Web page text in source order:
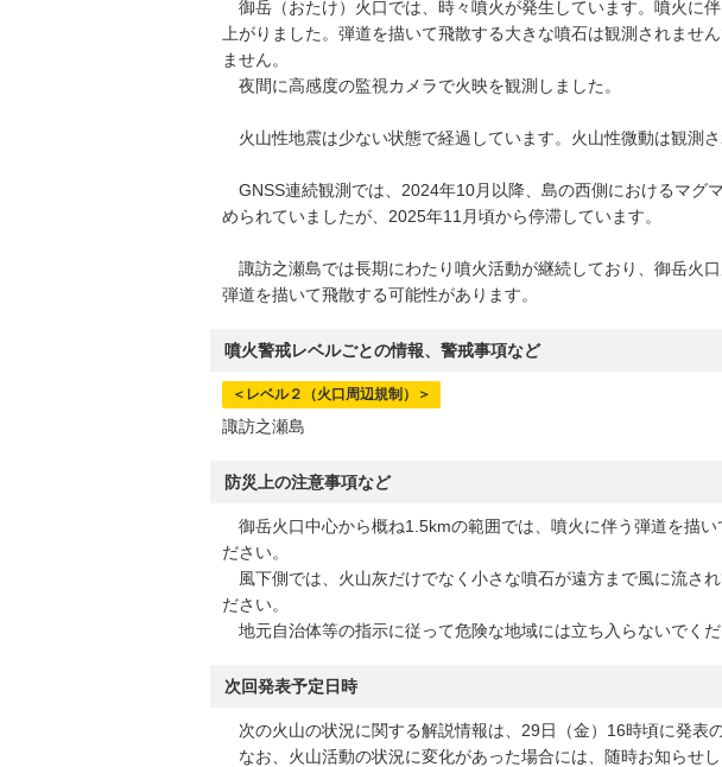
御岳（おたけ）火口では、時々噴火が発生しています。噴火に
上がりました。弾道を描いて飛散する大きな噴石は観測されませ
ません。
夜間に高感度の監視カメラで火映を観測しました。
火山性地震は少ない状態で経過しています。火山性微動は観測さ
GNSS連続観測では、2024年10月以降、島の西側におけるマグ
められていましたが、2025年11月頃から停滞しています。
諏訪之瀬島では長期にわたり噴火活動が継続しており、御岳火
弾道を描いて飛散する可能性があります。
噴火警戒レベルごとの情報、警戒事項など
＜レベル２（火口周辺規制）＞
諏訪之瀬島
防災上の注意事項など
御岳火口中心から概ね1.5kmの範囲では、噴火に伴う弾道を描い
ださい。
風下側では、火山灰だけでなく小さな噴石が遠方まで風に流さ
ださい。
地元自治体等の指示に従って危険な地域には立ち入らないでくだ
次回発表予定日時
次の火山の状況に関する解説情報は、29日（金）16時頃に発表の
なお、火山活動の状況に変化があった場合には、随時お知らせし